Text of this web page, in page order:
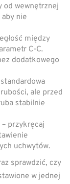
od wewnętrznej
nie
między
C-C.
dodatkowego
ale przed
stabilnie
przykręcaj
uchwytów.
sprawdzić, czy
w jednej